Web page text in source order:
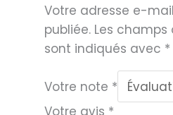
Votre adresse e-
publiée. Les champs
sont indiqués avec *
Votre note *
Votre avis *